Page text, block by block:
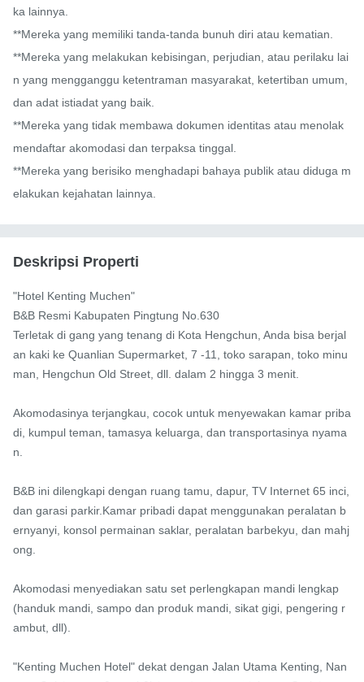
ka lainnya.
**Mereka yang memiliki tanda-tanda bunuh diri atau kematian.
**Mereka yang melakukan kebisingan, perjudian, atau perilaku lai
n yang mengganggu ketentraman masyarakat, ketertiban umum,
dan adat istiadat yang baik.
**Mereka yang tidak membawa dokumen identitas atau menolak
mendaftar akomodasi dan terpaksa tinggal.
**Mereka yang berisiko menghadapi bahaya publik atau diduga m
elakukan kejahatan lainnya.
Deskripsi Properti
"Hotel Kenting Muchen"
B&B Resmi Kabupaten Pingtung No.630
Terletak di gang yang tenang di Kota Hengchun, Anda bisa berjal
an kaki ke Quanlian Supermarket, 7 -11, toko sarapan, toko minu
man, Hengchun Old Street, dll. dalam 2 hingga 3 menit.
Akomodasinya terjangkau, cocok untuk menyewakan kamar priba
di, kumpul teman, tamasya keluarga, dan transportasinya nyama
n.
B&B ini dilengkapi dengan ruang tamu, dapur, TV Internet 65 inci,
dan garasi parkir.Kamar pribadi dapat menggunakan peralatan b
ernyanyi, konsol permainan saklar, peralatan barbekyu, dan mahj
ong.
Akomodasi menyediakan satu set perlengkapan mandi lengkap
(handuk mandi, sampo dan produk mandi, sikat gigi, pengering r
ambut, dll).
"Kenting Muchen Hotel" dekat dengan Jalan Utama Kenting, Nan